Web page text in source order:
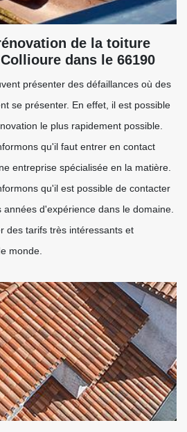
de la toiture
dans le 66190
présenter des défaillances où des
se présenter. En effet, il est possible
le plus rapidement possible.
qu'il faut entrer en contact
entreprise spécialisée en la matière.
qu'il est possible de contacter
d'expérience dans le domaine.
des tarifs très intéressants et
monde.